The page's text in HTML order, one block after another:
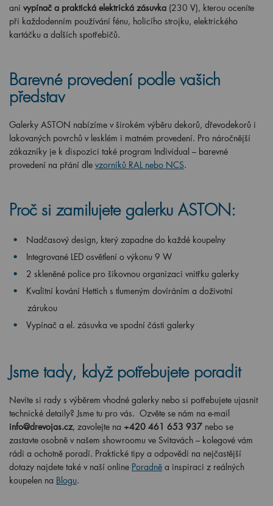
ani vypínač a praktická elektrická zásuvka (230 V), kterou oceníte
při každodenním používání fénu, holicího strojku, elektrického
kartáčku a dalších spotřebičů.
Barevné provedení podle vašich
představ
Galerky ASTON nabízíme v širokém výběru dekorů, dřevodekorů i
lakovaných povrchů v lesklém i matném provedení. Pro náročnější
zákazníky je k dispozici také program Individual – barevné
provedení na přání dle vzorníků RAL nebo NCS.
Proč si zamilujete galerku ASTON:
Nadčasový design, který zapadne do každé koupelny
Integrované LED osvětlení o výkonu 9 W
2 skleněné police pro šikovnou organizaci vnitřku galerky
Kvalitní kování Hettich s tlumeným dovíráním a doživotní
zárukou
Vypínač a el. zásuvka ve spodní části galerky
Jsme tady, když potřebujete poradit
Nevíte si rady s výběrem vhodné galerky nebo si potřebujete ujasnit
technické detaily? Jsme tu pro vás. Ozvěte se nám na e-mail
info@drevojas.cz, zavolejte na +420 461 653 937 nebo se
zastavte osobně v našem showroomu ve Svitavách – kolegové vám
rádi a ochotně poradí. Praktické tipy a odpovědi na nejčastější
dotazy najdete také v naší online Poradně a inspiraci z reálných
koupelen na Blogu.